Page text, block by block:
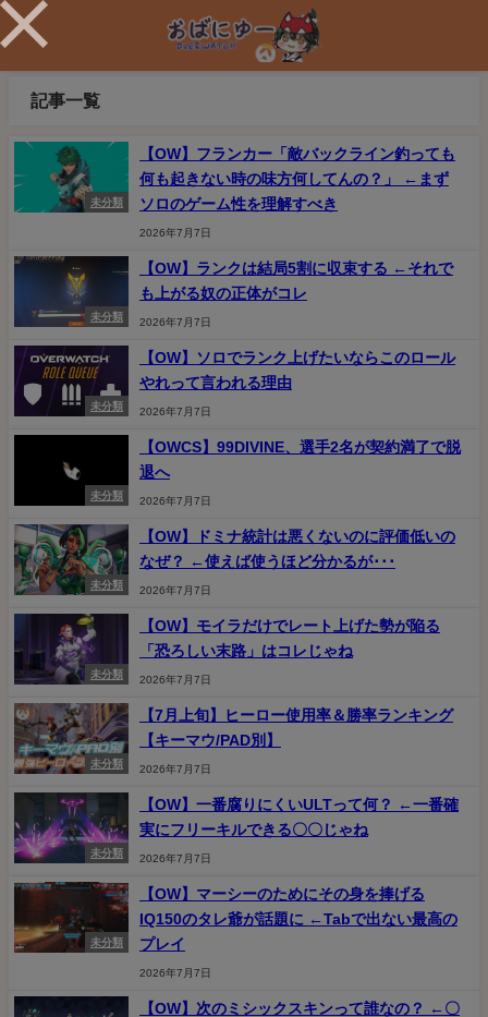
記事一覧
未分類
【OW】フランカー「敵バックライン釣っても
何も起きない時の味方何してんの？」 ←まず
ソロのゲーム性を理解すべき
2026年7月7日
未分類
【OW】ランクは結局5割に収束する ←それで
も上がる奴の正体がコレ
2026年7月7日
未分類
【OW】ソロでランク上げたいならこのロール
やれって言われる理由
2026年7月7日
未分類
【OWCS】99DIVINE、選手2名が契約満了で脱
退へ
2026年7月7日
未分類
【OW】ドミナ統計は悪くないのに評価低いの
なぜ？ ←使えば使うほど分かるが･･･
2026年7月7日
未分類
【OW】モイラだけでレート上げた勢が陥る
「恐ろしい末路」はコレじゃね
2026年7月7日
未分類
【7月上旬】ヒーロー使用率＆勝率ランキング
【キーマウ/PAD別】
2026年7月7日
未分類
【OW】一番腐りにくいULTって何？ ←一番確
実にフリーキルできる〇〇じゃね
2026年7月7日
未分類
【OW】マーシーのためにその身を捧げる
IQ150のタレ爺が話題に ←Tabで出ない最高の
プレイ
2026年7月7日
【OW】次のミシックスキンって誰なの？ ←〇